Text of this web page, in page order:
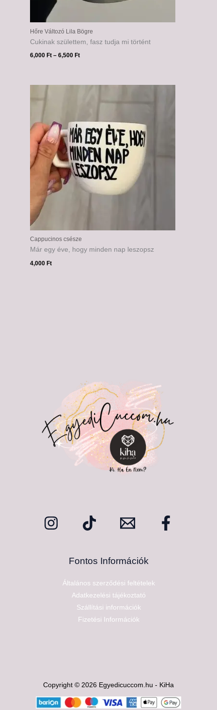
Hőre Változó Lila Bögre
Cukinak születtem, fasz tudja mi történt
6,000 Ft – 6,500 Ft
Cappucinos csésze
Már egy éve, hogy minden nap leszopsz
4,000 Ft
Fontos Információk
Általános szerződési feltételek
Adatkezelési tájékoztató
Szállítási információk
Fizetési Információk
Copyright © 2026 Egyedicuccom.hu - KiHa